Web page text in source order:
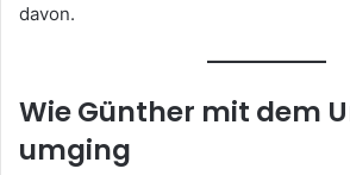
davon.
Wie Günther mit dem
umging